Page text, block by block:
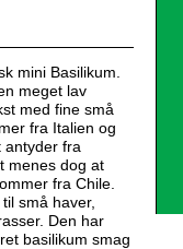
mini Basilikum.
meget lav
med fine små
fra Italien og
antyder fra
menes dog at
fra Chile.
små haver,
Den har
basilikum smag